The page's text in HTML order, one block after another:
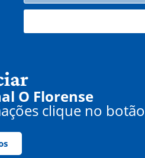
O Florense
clique no botão